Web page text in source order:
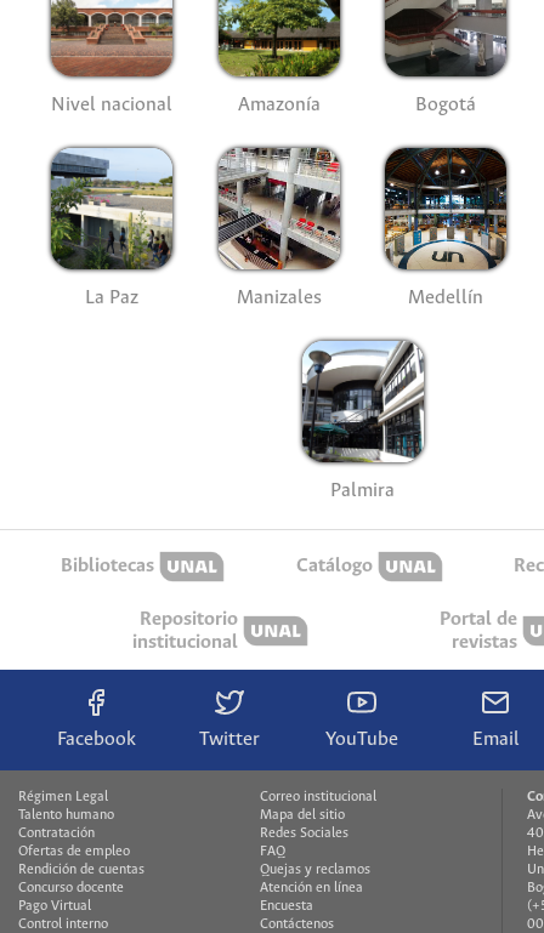
Nivel nacional Amazonía Bogotá
La Paz Manizales Medellín
Palmira
Bibliotecas Catálogo
Repositorio
institucional
Portal de
revistas
Facebook Twitter YouTube Email
Régimen Legal
Talento humano
Contratación
Ofertas de empleo
Rendición de cuentas
Concurso docente
Pago Virtual
Control interno
Correo institucional
Mapa del sitio
Redes Sociales
FAQ
Quejas y reclamos
Atención en línea
Encuesta
Contáctenos